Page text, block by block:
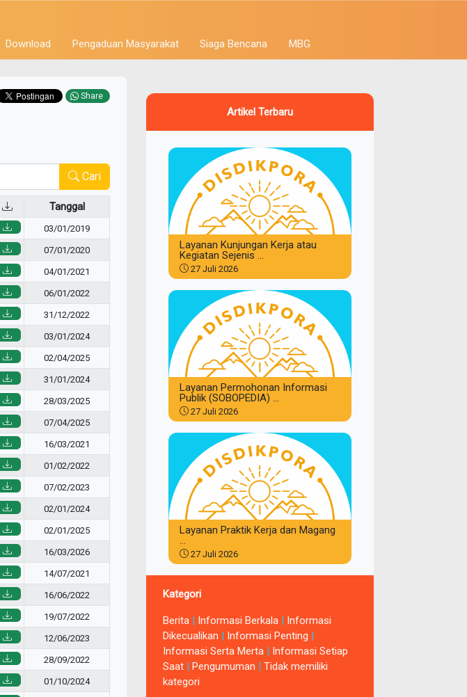
Download Pengaduan Masyarakat Siaga Bencana MBG
Share
Cari
Tanggal
03/01/2019
07/01/2020
04/01/2021
06/01/2022
31/12/2022
03/01/2024
02/04/2025
31/01/2024
28/03/2025
07/04/2025
16/03/2021
01/02/2022
07/02/2023
02/01/2024
02/01/2025
16/03/2026
14/07/2021
16/06/2022
19/07/2022
12/06/2023
28/09/2022
01/10/2024
Artikel Terbaru
Layanan Kunjungan Kerja atau
Kegiatan Sejenis ...
27 Juli 2026
Layanan Permohonan Informasi
Publik (SOBOPEDIA) ...
27 Juli 2026
Layanan Praktik Kerja dan Magang
27 Juli 2026
Kategori
Berita | Informasi Berkala | Informasi
Dikecualikan | Informasi Penting |
Informasi Serta Merta | Informasi Setiap
Saat | Pengumuman | Tidak memiliki
kategori